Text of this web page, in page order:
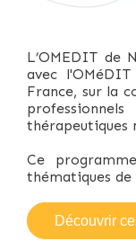
d'Ariane
L’OMEDIT de
avec
France, sur la
thérapeutiques
Ce
thématiques
Découvrir